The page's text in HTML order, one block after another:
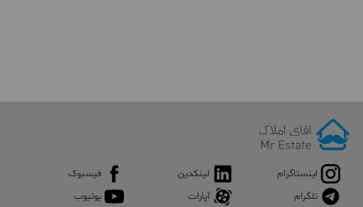
اینستاگرام لینکدین
فیسبوک
تلگرام
آپارات یوتیوب